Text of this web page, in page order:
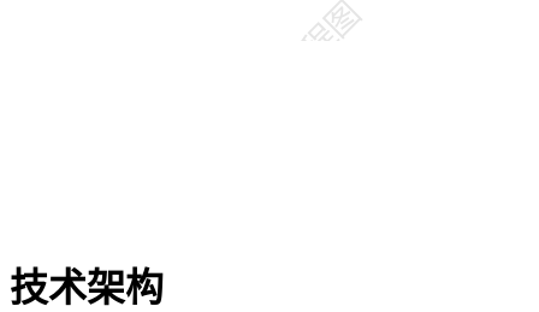
技术架构